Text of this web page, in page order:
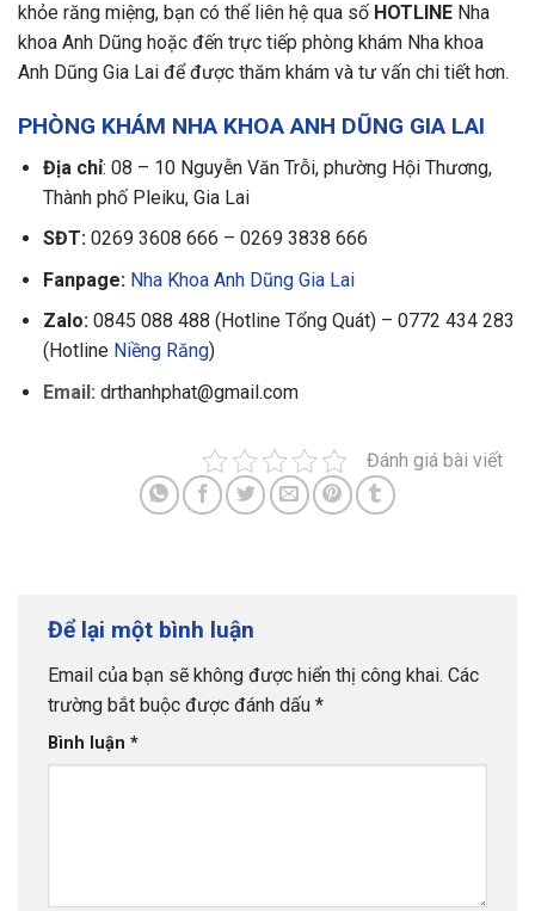
khỏe răng miệng, bạn có thể liên hệ qua số HOTLINE Nha
khoa Anh Dũng hoặc đến trực tiếp phòng khám Nha khoa
Anh Dũng Gia Lai để được thăm khám và tư vấn chi tiết hơn.
PHÒNG KHÁM NHA KHOA ANH DŨNG GIA LAI
Địa chỉ: 08 – 10 Nguyễn Văn Trỗi, phường Hội Thương,
Thành phố Pleiku, Gia Lai
SĐT:0269 3608 666 – 0269 3838 666
Fanpage: Nha Khoa Anh Dũng Gia Lai
Zalo:0845 088 488 (Hotline Tổng Quát) – 0772 434 283
(Hotline Niềng Răng)
Email: drthanhphat@gmail.com
Đánh giá bài viết
Để lại một bình luận
Email của bạn sẽ không được hiển thị công khai. Các
trường bắt buộc được đánh dấu *
Bình luận *